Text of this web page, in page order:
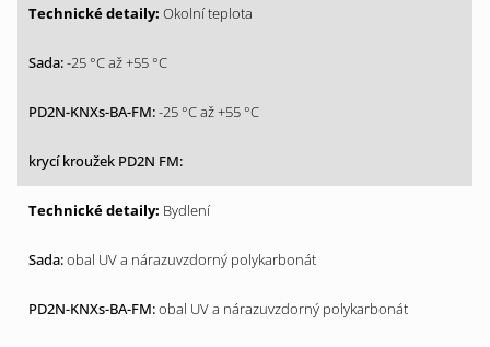
Okolní teplota
-25 °C až +55 °C
-25 °C až +55 °C
Bydlení
obal UV a nárazuvzdorný polykarbonát
obal UV a nárazuvzdorný polykarbonát